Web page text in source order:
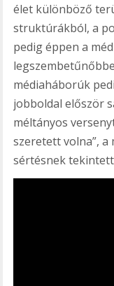
élet különböző
struktúrákból, a
pedig éppen a
médiaháborúk
jobboldal először
méltányos
szeretett volna”, a
sértésnek